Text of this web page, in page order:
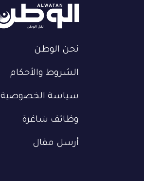
نحن الوطن
الشروط والأحكام
سياسة الخصوصية
وظائف شاغرة
أرسل مقال